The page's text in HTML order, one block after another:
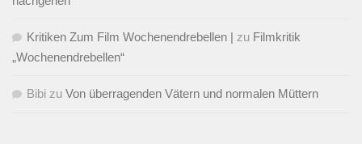
Kritiken Zum Film Wochenendrebellen | zu Filmkritik
„Wochenendrebellen“
Bibi zu Von überragenden Vätern und normalen Müttern